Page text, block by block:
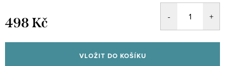
498 Kč
cena:
VLOŽIT DO KOŠÍKU